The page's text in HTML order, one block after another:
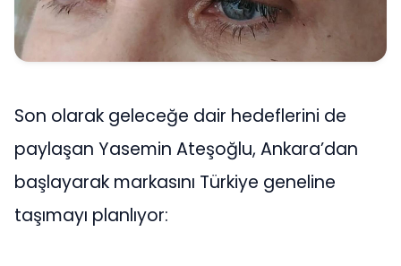
Son olarak geleceğe dair hedeflerini de
paylaşan Yasemin Ateşoğlu, Ankara’dan
başlayarak markasını Türkiye geneline
taşımayı planlıyor: